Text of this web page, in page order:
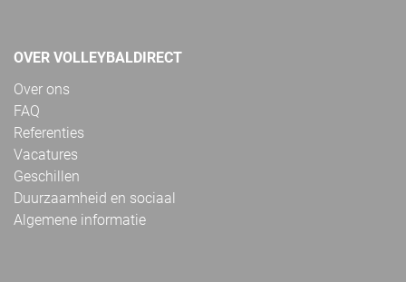
OVER VOLLEYBALDIRECT
Over ons
FAQ
Referenties
Vacatures
Geschillen
Duurzaamheid en sociaal
Algemene informatie